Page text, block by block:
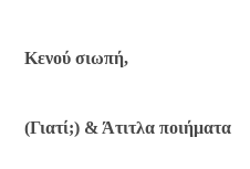
Κενού σιωπή,
(Γιατί;) & Άτιτλα ποιήματα